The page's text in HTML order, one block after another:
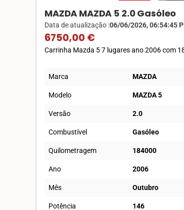
MAZDA MAZDA 5 2.0 Gasóleo
Data de atualização :06/06/2026, 06:54:45
6750,00 €
Carrinha Mazda 5 7 lugares ano 2006 com
Marca MAZDA
Modelo MAZDA 5
Versão 2.0
Combustível Gasóleo
Quilometragem 184000
Ano 2006
Mês Outubro
Potência 146